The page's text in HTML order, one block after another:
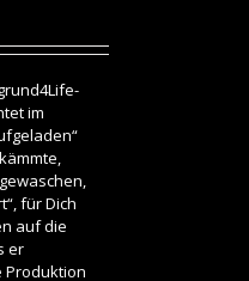
im
für Dich
auf die
er
Produktion